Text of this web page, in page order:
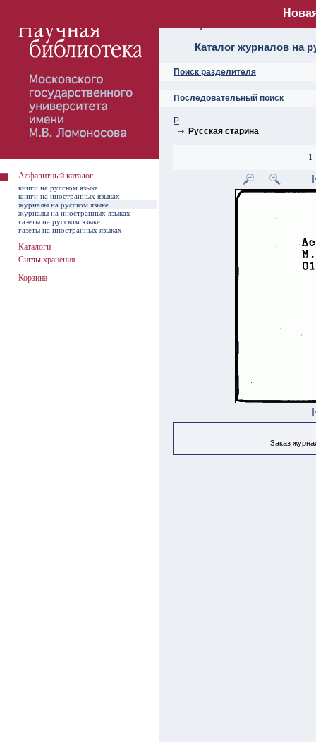
Алфавитный
Каталог журналов на
Поиск разделителя
Последовательный поиск
Р
Русская старина
1
Заказ
Алфавитный каталог
книги на русском языке
книги на иностранных языках
журналы на русском языке
журналы на иностранных языках
газеты на русском языке
газеты на иностранных языках
Каталоги
Сиглы хранения
Корзина